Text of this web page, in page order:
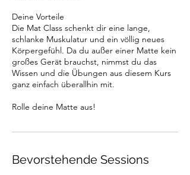
Deine Vorteile
Die Mat Class schenkt dir eine lange,
schlanke Muskulatur und ein völlig neues
Körpergefühl. Da du außer einer Matte kein
großes Gerät brauchst, nimmst du das
Wissen und die Übungen aus diesem Kurs
ganz einfach überallhin mit.
Rolle deine Matte aus!
Bevorstehende Sessions